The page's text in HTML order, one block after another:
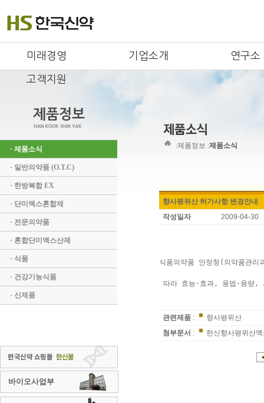
미래경영 기업소개 연구소
고객지원
· 제품소식
· 일반의약품 (O.T.C)
· 한방복합 EX
· 단미엑스혼합제
· 전문의약품
· 혼합단미엑스산제
· 식품
· 건강기능식품
· 신제품
바이오사업부
:제품정보 :제품소식
향사평위산 허가사항 변경안내
작성일자
2009-04-30
따라 효능·효과, 용법·용량,
관련제품 :
향사평위산
첨부문서 : 한신향사평위산